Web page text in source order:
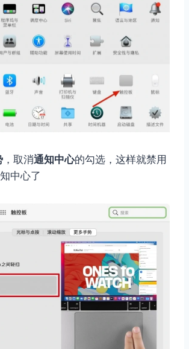
，取消通知中心的勾选，这样就禁用
中心了